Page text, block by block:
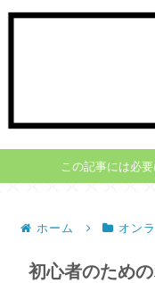
この記事には必
ホーム オン
初心者のため